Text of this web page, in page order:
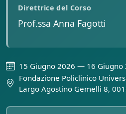
Direttrice del Corso
Prof.ssa Anna Fagotti
15 Giugno 2026 — 16 Giugno
Fondazione Policlinico
Largo Agostino Gemelli 8,